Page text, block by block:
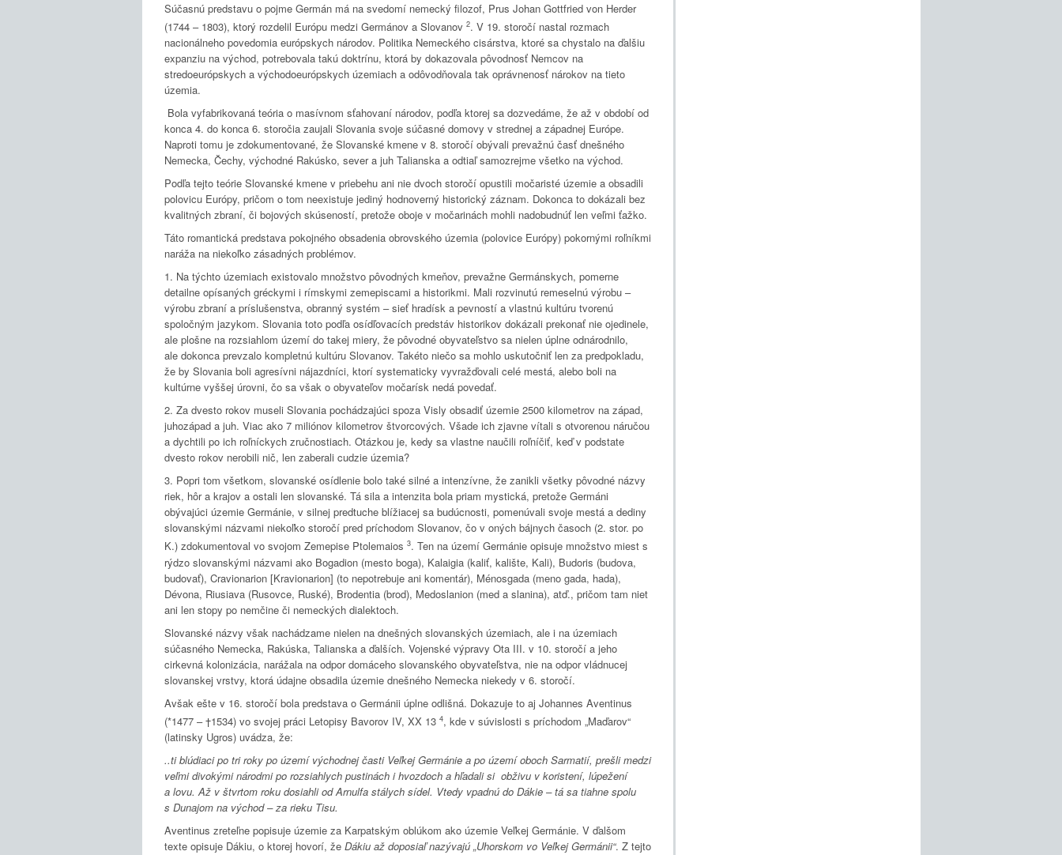
Súčasnú predstavu o pojme Germán má na svedomí nemecký filozof, Prus Johan Gottfried von Herder
(1744 – 1803), ktorý rozdelil Európu medzi Germánov a Slovanov 2. V 19. storočí nastal rozmach
nacionálneho povedomia európskych národov. Politika Nemeckého cisárstva, ktoré sa chystalo na ďalšiu
expanziu na východ, potrebovala takú doktrínu, ktorá by dokazovala pôvodnosť Nemcov na
stredoeurópskych a východoeurópskych územiach a odôvodňovala tak oprávnenosť nárokov na tieto
územia.
Bola vyfabrikovaná teória o masívnom sťahovaní národov, podľa ktorej sa dozvedáme, že až v období od
konca 4. do konca 6. storočia zaujali Slovania svoje súčasné domovy v strednej a západnej Európe.
Naproti tomu je zdokumentované, že Slovanské kmene v 8. storočí obývali prevažnú časť dnešného
Nemecka, Čechy, východné Rakúsko, sever a juh Talianska a odtiaľ samozrejme všetko na východ.
Podľa tejto teórie Slovanské kmene v priebehu ani nie dvoch storočí opustili močaristé územie a obsadili
polovicu Európy, pričom o tom neexistuje jediný hodnoverný historický záznam. Dokonca to dokázali bez
kvalitných zbraní, či bojových skúseností, pretože oboje v močarinách mohli nadobudnúť len veľmi ťažko.
Táto romantická predstava pokojného obsadenia obrovského územia (polovice Európy) pokornými roľníkmi
naráža na niekoľko zásadných problémov.
1. Na týchto územiach existovalo množstvo pôvodných kmeňov, prevažne Germánskych, pomerne
detailne opísaných gréckymi i rímskymi zemepiscami a historikmi. Mali rozvinutú remeselnú výrobu –
výrobu zbraní a príslušenstva, obranný systém – sieť hradísk a pevností a vlastnú kultúru tvorenú
spoločným jazykom. Slovania toto podľa osídľovacích predstáv historikov dokázali prekonať nie ojedinele,
ale plošne na rozsiahlom území do takej miery, že pôvodné obyvateľstvo sa nielen úplne odnárodnilo,
ale dokonca prevzalo kompletnú kultúru Slovanov. Takéto niečo sa mohlo uskutočniť len za predpokladu,
že by Slovania boli agresívni nájazdníci, ktorí systematicky vyvražďovali celé mestá, alebo boli na
kultúrne vyššej úrovni, čo sa však o obyvateľov močarísk nedá povedať.
2. Za dvesto rokov museli Slovania pochádzajúci spoza Visly obsadiť územie 2500 kilometrov na západ,
juhozápad a juh. Viac ako 7 miliónov kilometrov štvorcových. Všade ich zjavne vítali s otvorenou náručou
a dychtili po ich roľníckych zručnostiach. Otázkou je, kedy sa vlastne naučili roľníčiť, keď v podstate
dvesto rokov nerobili nič, len zaberali cudzie územia?
3. Popri tom všetkom, slovanské osídlenie bolo také silné a intenzívne, že zanikli všetky pôvodné názvy
riek, hôr a krajov a ostali len slovanské. Tá sila a intenzita bola priam mystická, pretože Germáni
obývajúci územie Germánie, v silnej predtuche blížiacej sa budúcnosti, pomenúvali svoje mestá a dediny
slovanskými názvami niekoľko storočí pred príchodom Slovanov, čo v oných bájnych časoch (2. stor. po
K.) zdokumentoval vo svojom Zemepise Ptolemaios 3. Ten na území Germánie opisuje množstvo miest s
rýdzo slovanskými názvami ako Bogadion (mesto boga), Kalaigia (kaliť, kalište, Kali), Budoris (budova,
budovať), Cravionarion [Kravionarion] (to nepotrebuje ani komentár), Ménosgada (meno gada, hada),
Dévona, Riusiava (Rusovce, Ruské), Brodentia (brod), Medoslanion (med a slanina), atď., pričom tam niet
ani len stopy po nemčine či nemeckých dialektoch.
Slovanské názvy však nachádzame nielen na dnešných slovanských územiach, ale i na územiach
súčasného Nemecka, Rakúska, Talianska a ďalších. Vojenské výpravy Ota III. v 10. storočí a jeho
cirkevná kolonizácia, narážala na odpor domáceho slovanského obyvateľstva, nie na odpor vládnucej
slovanskej vrstvy, ktorá údajne obsadila územie dnešného Nemecka niekedy v 6. storočí.
Avšak ešte v 16. storočí bola predstava o Germánii úplne odlišná. Dokazuje to aj Johannes Aventinus
(*1477 – †1534) vo svojej práci Letopisy Bavorov IV, XX 13 4, kde v súvislosti s príchodom „Maďarov“
(latinsky Ugros) uvádza, že:
..ti blúdiaci po tri roky po území východnej časti Veľkej Germánie a po území oboch Sarmatií, prešli medzi
veľmi divokými národmi po rozsiahlych pustinách i hvozdoch a hľadali si obživu v koristení, lúpežení
a lovu. Až v štvrtom roku dosiahli od Arnulfa stálych sídel. Vtedy vpadnú do Dákie – tá sa tiahne spolu
s Dunajom na východ – za rieku Tisu.
Aventinus zreteľne popisuje územie za Karpatským oblúkom ako územie Veľkej Germánie. V ďalšom
texte opisuje Dákiu, o ktorej hovorí, že Dákiu až doposiaľ nazývajú „Uhorskom vo Veľkej Germánii“. Z tejto